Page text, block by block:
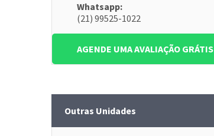
Whatsapp:
(21) 99525-1022
AGENDE UMA AVALIAÇÃO GRÁTIS
Outras Unidades